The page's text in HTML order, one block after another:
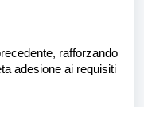
rafforzando
adesione ai requisiti